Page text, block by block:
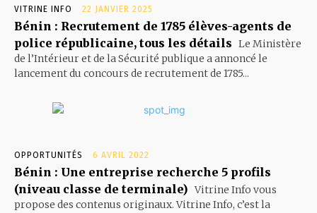
VITRINE INFO 22 JANVIER 2025
Bénin : Recrutement de 1785 élèves-agents de
police républicaine, tous les détails Le Ministère
de l’Intérieur et de la Sécurité publique a annoncé le
lancement du concours de recrutement de 1785...
OPPORTUNITÉS 6 AVRIL 2022
Bénin : Une entreprise recherche 5 profils
(niveau classe de terminale) Vitrine Info vous
propose des contenus originaux. Vitrine Info, c’est la